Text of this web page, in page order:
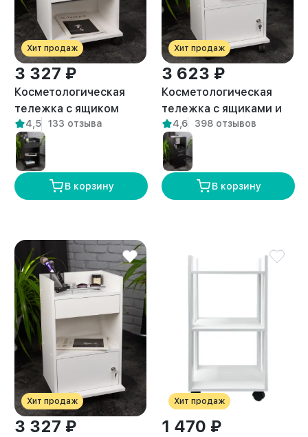
Хит продаж
3 327 ₽
Косметологическая
тележка с ящиком
Орта белая
4,5 133 отзыва
В корзину
Хит продаж
3 623 ₽
Косметологическая
тележка с ящиками и
замком Нера белая
4,6 398 отзывов
В корзину
Хит продаж
3 327 ₽
Хит продаж
1 470 ₽